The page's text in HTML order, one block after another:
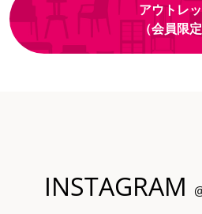
アウトレ
（会員限定
INSTAGRAM